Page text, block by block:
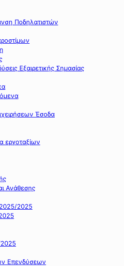
Ποδηλατιστών
Εξαιρετικής Σημασίας
Έσοδα
εργοταξίων
Ανάθεσης
2025
Επενδύσεων